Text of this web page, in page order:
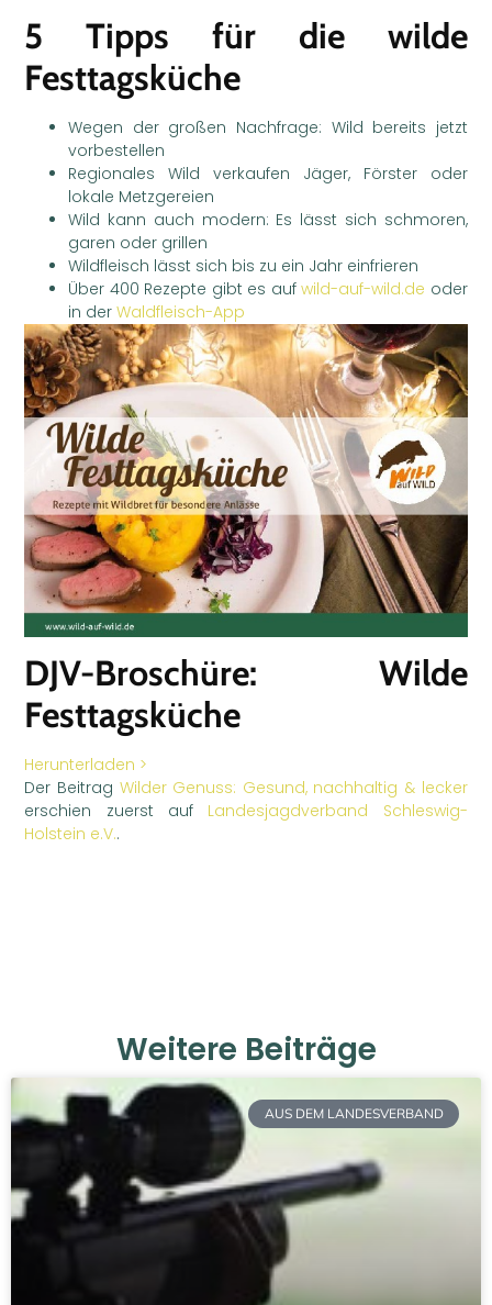
5 Tipps für die wilde
Festtagsküche
Wegen der großen Nachfrage: Wild bereits jetzt
vorbestellen
Regionales Wild verkaufen Jäger, Förster oder
lokale Metzgereien
Wild kann auch modern: Es lässt sich schmoren,
garen oder grillen
Wildfleisch lässt sich bis zu ein Jahr einfrieren
Über 400 Rezepte gibt es aufwild-auf-wild.de oder
in derWaldfleisch-App
DJV-Broschüre: Wilde
Festtagsküche
Herunterladen >
Der Beitrag Wilder Genuss: Gesund, nachhaltig & lecker
erschien zuerst auf Landesjagdverband Schleswig-
Holstein e.V..
Weitere Beiträge
AUS DEM LANDESVERBAND